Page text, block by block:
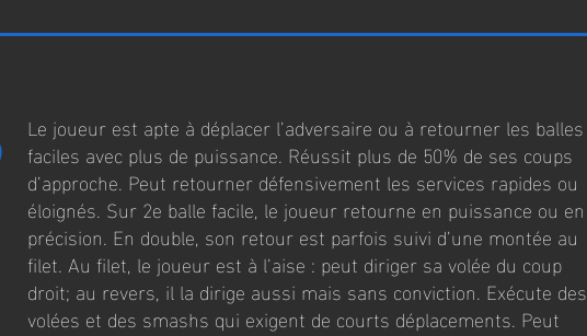
Le joueur est apte à déplacer l’adversaire ou à retourner les balles
faciles avec plus de puissance. Réussit plus de 50% de ses coups
d’approche. Peut retourner défensivement les services rapides ou
éloignés. Sur 2e balle facile, le joueur retourne en puissance ou en
précision. En double, son retour est parfois suivi d’une montée au
filet. Au filet, le joueur est à l’aise : peut diriger sa volée du coup
droit; au revers, il la dirige aussi mais sans conviction. Exécute des
volées et des smashs qui exigent de courts déplacements. Peut